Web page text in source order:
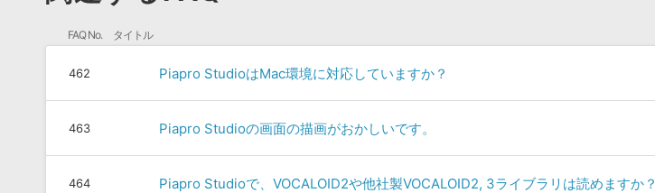
FAQ No. タイトル
462 Piapro StudioはMac環境に対応していますか？
463 Piapro Studioの画面の描画がおかしいです。
464 Piapro Studioで、VOCALOID2や他社製VOCALOID2, 3ライブラリは読めますか？